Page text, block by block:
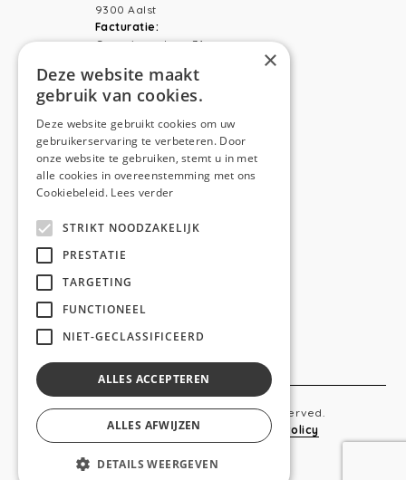
9300 Aalst
Facturatie:
Capucienenlaan 31
Telefoon:0473 44 56 94
NAVIGATION
Home
Diensten
Realisaties
Copyright © 2019 Anso. All rights reserved.
Sitemap-Privacy Policy Cookie Policy
webdesigned by
×
Deze website maakt
gebruik van cookies.
Deze website gebruikt cookies om uw
gebruikerservaring te verbeteren. Door
onze website te gebruiken, stemt u in met
alle cookies in overeenstemming met ons
Cookiebeleid. Lees verder
STRIKT NOODZAKELIJK
PRESTATIE
TARGETING
FUNCTIONEEL
NIET-GECLASSIFICEERD
ALLES ACCEPTEREN
ALLES AFWIJZEN
DETAILS WEERGEVEN